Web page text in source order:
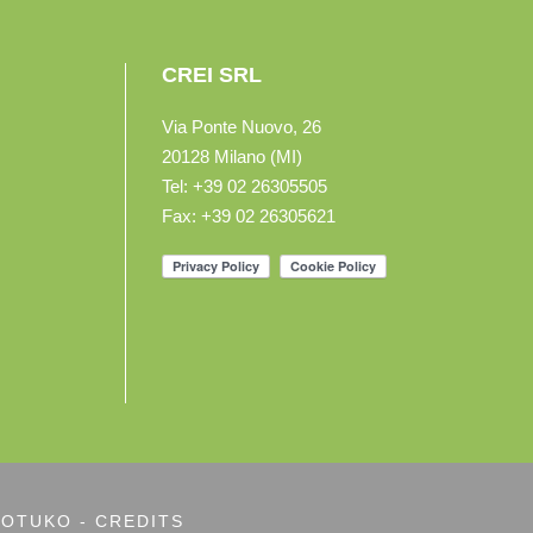
CREI SRL
Via Ponte Nuovo, 26
20128 Milano (MI)
Tel: +39 02 26305505
Fax: +39 02 26305621
- CREDITS